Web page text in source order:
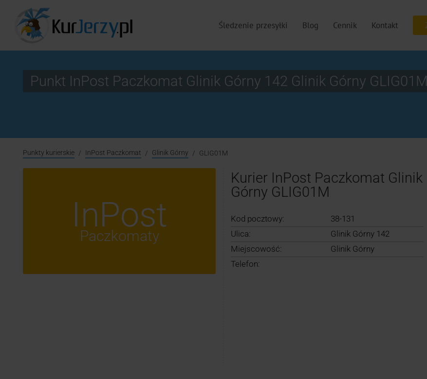
Śledzenie przesyłki Blog Cennik Kontakt
Punkt InPost Paczkomat Glinik Górny 142 Glinik Górny GLIG01M
Punkty kurierskie InPost Paczkomat Glinik Górny GLIG01M
InPost
Paczkomaty
Kurier InPost Paczkomat Glinik
Górny GLIG01M
Kod pocztowy:
38-131
Ulica:
Glinik Górny 142
Miejscowość:
Glinik Górny
Telefon: